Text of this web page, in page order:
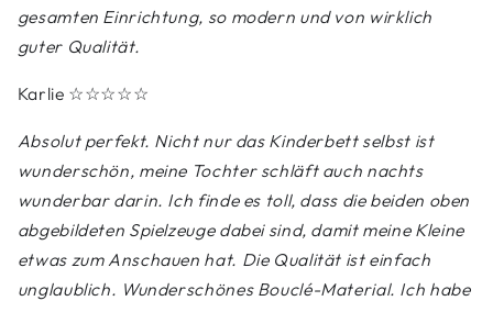
gesamten Einrichtung, so modern und von wirklich
guter Qualität.
Karlie ☆☆☆☆☆
Absolut perfekt. Nicht nur das Kinderbett selbst ist
wunderschön, meine Tochter schläft auch nachts
wunderbar darin. Ich finde es toll, dass die beiden oben
abgebildeten Spielzeuge dabei sind, damit meine Kleine
etwas zum Anschauen hat. Die Qualität ist einfach
unglaublich. Wunderschönes Bouclé-Material. Ich habe